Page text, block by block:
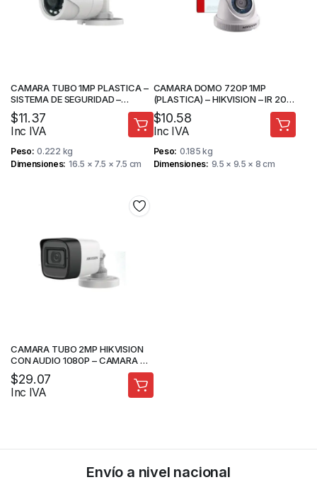
CAMARA TUBO 1MP PLASTICA –
SISTEMA DE SEGURIDAD –
HIKVISION
$11.37
Inc IVA
Peso 0.222 kg
Dimensiones 16.5 × 7.5 × 7.5 cm
CAMARA DOMO 720P 1MP
(PLASTICA) – HIKVISION – IR 20M
– CAMARA DE SEGURIDAD
$10.58
Inc IVA
Peso 0.185 kg
Dimensiones 9.5 × 9.5 × 8 cm
CAMARA TUBO 2MP HIKVISION
CON AUDIO 1080P – CAMARA DE
SEGURIDAD
$29.07
Inc IVA
Envío a nivel nacional